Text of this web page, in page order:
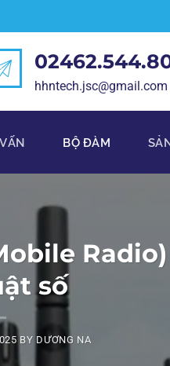
hhntech.jsc@gmail.com
BỘ ĐÀM
số
BY DƯƠNG NA